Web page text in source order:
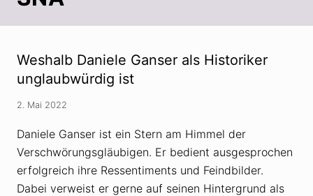
Weshalb Daniele Ganser als Historiker
unglaubwürdig ist
2. Mai 2022
Daniele Ganser ist ein Stern am Himmel der
Verschwörungsgläubigen. Er bedient ausgesprochen
erfolgreich ihre Ressentiments und Feindbilder.
Dabei verweist er gerne auf seinen Hintergrund als